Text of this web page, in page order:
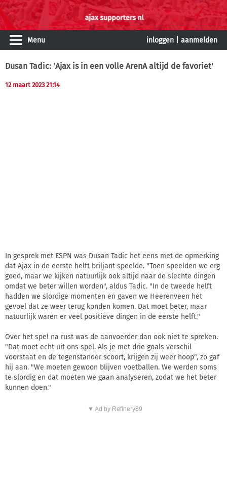
Menu inloggen aanmelden
Dusan Tadic: 'Ajax is in een volle ArenA altijd de favoriet'
12 maart 2023 21:14
In gesprek met ESPN was Dusan Tadic het eens met de opmerking
dat Ajax in de eerste helft briljant speelde. "Toen speelden we erg
goed, maar we kijken natuurlijk ook altijd naar de slechte dingen
omdat we beter willen worden", aldus Tadic. "In de tweede helft
hadden we slordige momenten en gaven we Heerenveen het
gevoel dat ze weer terug konden komen. Dat moet beter, maar
natuurlijk waren er veel positieve dingen in de eerste helft."
Over het spel na rust was de aanvoerder dan ook niet te spreken.
"Dat moet echt uit ons spel. Als je met drie goals verschil
voorstaat en de tegenstander scoort, krijgen zij weer hoop", zo gaf
hij aan. "We moeten gewoon blijven voetballen. We werden soms
te slordig en dat moeten we gaan analyseren, zodat we het beter
kunnen doen."
▼ Ad by Refinery89